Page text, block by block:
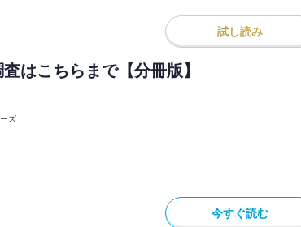
試し読み
はこちらまで【分冊版】
ズ
今すぐ読む